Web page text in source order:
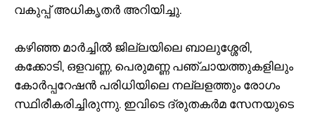
വകുപ്പ് അധികൃതര്‍ അറിയിച്ചു.
കഴിഞ്ഞ മാര്‍ച്ചില്‍ ജില്ലയിലെ ബാലുശ്ശേരി,
കക്കോടി, ഒളവണ്ണ, പെരുമണ്ണ പഞ്ചായത്തുകളിലും
കോര്‍പ്പറേഷന്‍ പരിധിയിലെ നല്ലളത്തും രോഗം
സ്ഥിരീകരിച്ചിരുന്നു. ഇവിടെ ദ്രുതകര്‍മ സേനയുടെ